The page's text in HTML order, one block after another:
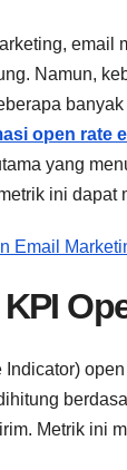
email
Namun,
open rate
yang
ini dapat
Email
Indicator)
Metrik ini